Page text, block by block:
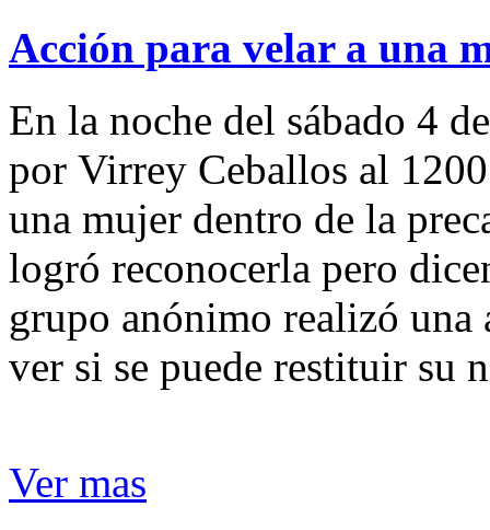
Acción para velar a una
En la noche del sábado 4
por Virrey Ceballos al
una mujer dentro de la
logró reconocerla pero
grupo anónimo realizó
ver si se puede restituir su
Ver mas